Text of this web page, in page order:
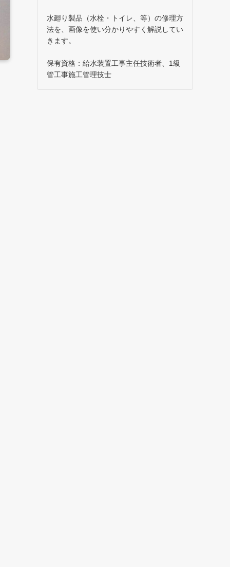
水廻り製品（水栓・トイレ、等）の修理方
法を、画像を使い分かりやすく解説してい
きます。
保有資格：給水装置工事主任技術者、1級
管工事施工管理技士